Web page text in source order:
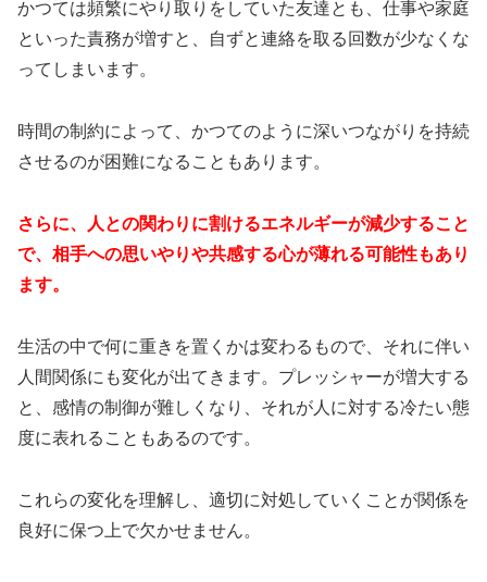
かつては頻繁にやり取りをしていた友達とも、仕事や家庭
といった責務が増すと、自ずと連絡を取る回数が少なくな
ってしまいます。
時間の制約によって、かつてのように深いつながりを持続
させるのが困難になることもあります。
さらに、人との関わりに割けるエネルギーが減少すること
で、相手への思いやりや共感する心が薄れる可能性もあり
ます。
生活の中で何に重きを置くかは変わるもので、それに伴い
人間関係にも変化が出てきます。プレッシャーが増大する
と、感情の制御が難しくなり、それが人に対する冷たい態
度に表れることもあるのです。
これらの変化を理解し、適切に対処していくことが関係を
良好に保つ上で欠かせません。